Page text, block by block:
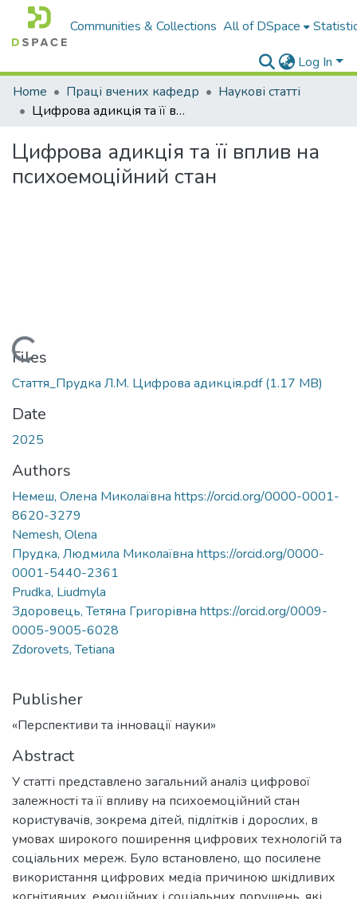
Communities & Collections All of DSpace
Log In
Home
Праці вчених кафедр
Наукові статті
Цифрова адикція та її вплив на психоемоційний стан
Цифрова адикція та її вплив на
психоемоційний стан
Files
Стаття_Прудка Л.М. Цифрова адикція.pdf(1.17 MB)
Date
2025
Authors
Немеш, Олена Миколаївна https://orcid.org/0000-0001-
8620-3279
Nemesh, Olena
Прудка, Людмила Миколаївна https://orcid.org/0000-
0001-5440-2361
Prudka, Liudmyla
Здоровець, Тетяна Григорівна https://orcid.org/0009-
0005-9005-6028
Zdorovets, Tetiana
Publisher
«Перспективи та інновації науки»
Abstract
У статті представлено загальний аналіз цифрової
залежності та її впливу на психоемоційний стан
користувачів, зокрема дітей, підлітків і дорослих, в
умовах широкого поширення цифрових технологій та
соціальних мереж. Було встановлено, що посилене
використання цифрових медіа причиною шкідливих